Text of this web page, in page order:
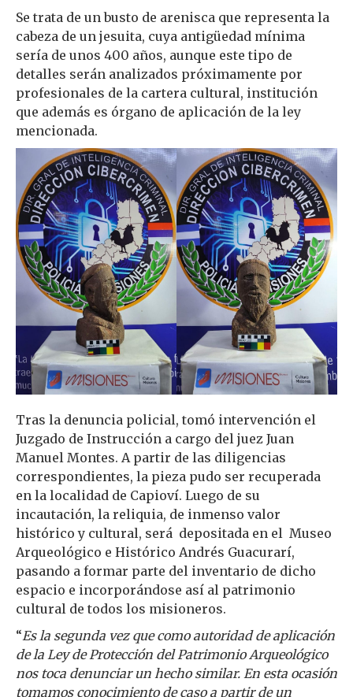
Se trata de un busto de arenisca que representa la
cabeza de un jesuita, cuya antigüedad mínima
sería de unos 400 años, aunque este tipo de
detalles serán analizados próximamente por
profesionales de la cartera cultural, institución
que además es órgano de aplicación de la ley
mencionada.
Tras la denuncia policial, tomó intervención el
Juzgado de Instrucción a cargo del juez Juan
Manuel Montes. A partir de las diligencias
correspondientes, la pieza pudo ser recuperada
en la localidad de Capioví. Luego de su
incautación, la reliquia, de inmenso valor
histórico y cultural, será depositada en el Museo
Arqueológico e Histórico Andrés Guacurarí,
pasando a formar parte del inventario de dicho
espacio e incorporándose así al patrimonio
cultural de todos los misioneros.
“Es la segunda vez que como autoridad de aplicación
de la Ley de Protección del Patrimonio Arqueológico
nos toca denunciar un hecho similar. En esta ocasión
tomamos conocimiento de caso a partir de un